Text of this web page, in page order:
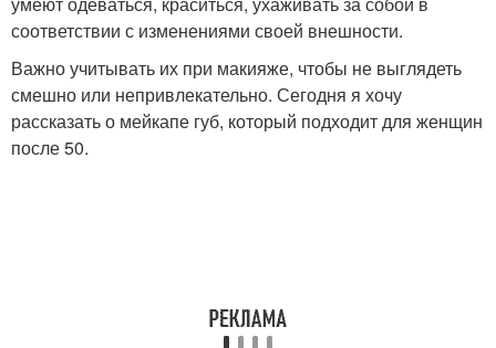
соответствии с изменениями своей внешности.
Важно учитывать их при макияже, чтобы не выглядеть
смешно или непривлекательно. Сегодня я хочу
рассказать о мейкапе губ, который подходит для женщин
после 50.